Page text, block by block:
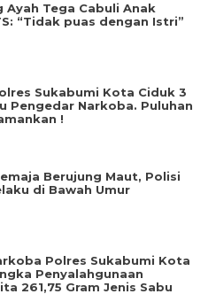
Ayah Tega Cabuli Anak
“Tidak puas dengan Istri”
Sukabumi Kota Ciduk 3
Pengedar Narkoba. Puluhan
!
Berujung Maut, Polisi
di Bawah Umur
Polres Sukabumi Kota
Penyalahgunaan
261,75 Gram Jenis Sabu